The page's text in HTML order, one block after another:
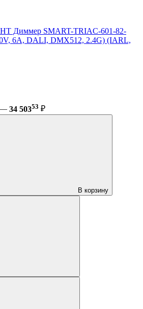
Диммер SMART-TRIAC-601-82-
6А, DALI, DMX512, 2.4G) (IARL,
— 34 50353 ₽
В корзину